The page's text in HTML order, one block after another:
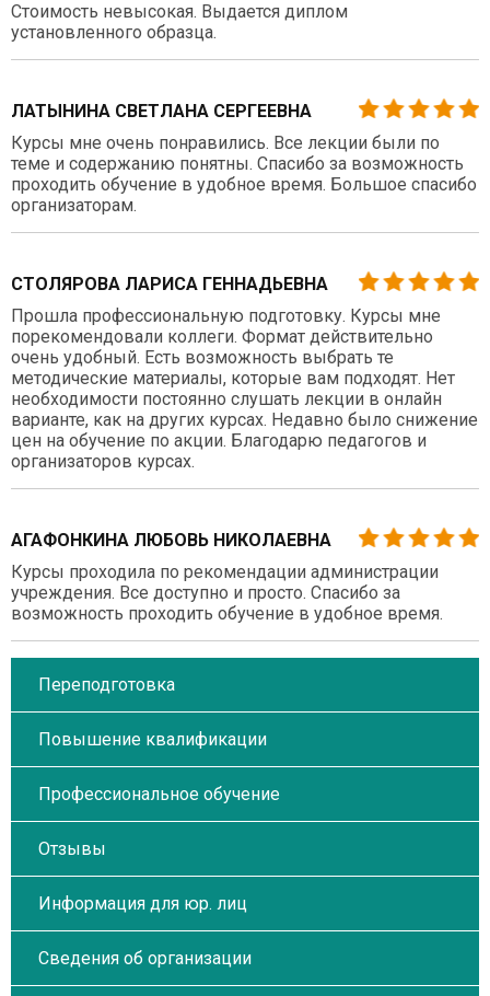
Стоимость невысокая. Выдается диплом
установленного образца.
ЛАТЫНИНА СВЕТЛАНА СЕРГЕЕВНА
Курсы мне очень понравились. Все лекции были по
теме и содержанию понятны. Спасибо за возможность
проходить обучение в удобное время. Большое спасибо
организаторам.
СТОЛЯРОВА ЛАРИСА ГЕННАДЬЕВНА
Прошла профессиональную подготовку. Курсы мне
порекомендовали коллеги. Формат действительно
очень удобный. Есть возможность выбрать те
методические материалы, которые вам подходят. Нет
необходимости постоянно слушать лекции в онлайн
варианте, как на других курсах. Недавно было снижение
цен на обучение по акции. Благодарю педагогов и
организаторов курсах.
АГАФОНКИНА ЛЮБОВЬ НИКОЛАЕВНА
Курсы проходила по рекомендации администрации
учреждения. Все доступно и просто. Спасибо за
возможность проходить обучение в удобное время.
Переподготовка
Повышение квалификации
Профессиональное обучение
Отзывы
Информация для юр. лиц
Сведения об организации